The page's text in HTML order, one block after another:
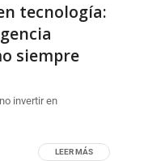
tecnología:
siempre
invertir en
LEER MÁS